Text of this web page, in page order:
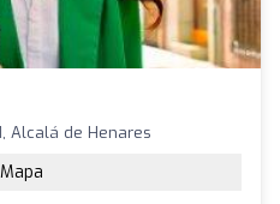
Alcalá de Henares
Mapa